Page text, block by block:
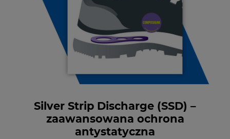
Silver Strip Discharge (SSD) –
zaawansowana ochrona
antystatyczna